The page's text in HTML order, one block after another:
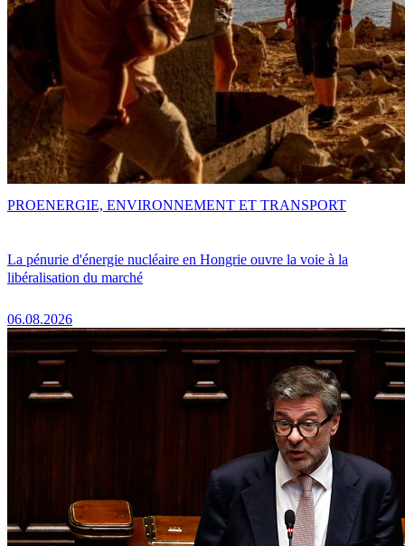
La pénurie d'énergie nucléaire en Hongrie ouvre la voie à la
libéralisation du marché
06.08.2026
PROENERGIE, ENVIRONNEMENT ET TRANSPORT